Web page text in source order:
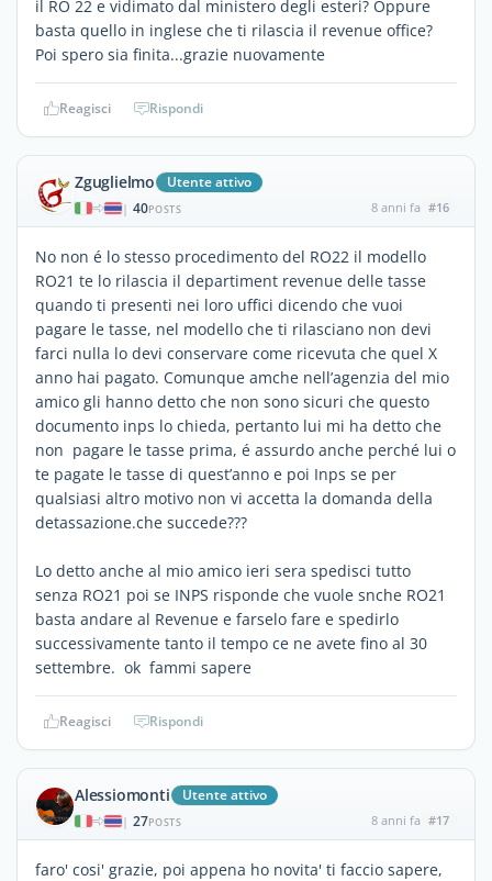
il RO 22 e vidimato dal ministero degli esteri? Oppure
basta quello in inglese che ti rilascia il revenue office?
Poi spero sia finita...grazie nuovamente
Reagisci Rispondi
Zguglielmo Utente attivo
| 40POSTS 8 anni fa #16
No non é lo stesso procedimento del RO22 il modello
RO21 te lo rilascia il departiment revenue delle tasse
quando ti presenti nei loro uffici dicendo che vuoi
pagare le tasse, nel modello che ti rilasciano non devi
farci nulla lo devi conservare come ricevuta che quel X
anno hai pagato. Comunque amche nell’agenzia del mio
amico gli hanno detto che non sono sicuri che questo
documento inps lo chieda, pertanto lui mi ha detto che
non pagare le tasse prima, é assurdo anche perché lui o
te pagate le tasse di quest’anno e poi Inps se per
qualsiasi altro motivo non vi accetta la domanda della
detassazione.che succede???
Lo detto anche al mio amico ieri sera spedisci tutto
senza RO21 poi se INPS risponde che vuole snche RO21
basta andare al Revenue e farselo fare e spedirlo
successivamente tanto il tempo ce ne avete fino al 30
settembre. ok fammi sapere
Reagisci Rispondi
Alessiomonti Utente attivo
| 27POSTS 8 anni fa #17
faro' cosi' grazie, poi appena ho novita' ti faccio sapere,